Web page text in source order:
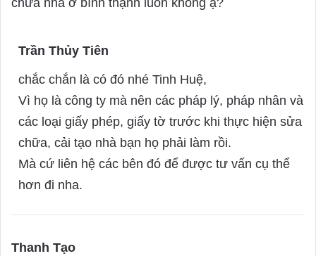
:
chữa nhà ở bình thạnh luôn không ạ?
Trần Thủy Tiên
a
y
s
:
chắc chắn là có đó nhé Tinh Huệ,
Vì họ là công ty mà nên các pháp lý, pháp nhân và
các loại giấy phép, giấy tờ trước khi thực hiện sửa
chữa, cải tạo nhà bạn họ phải làm rồi.
Mà cứ liên hệ các bên đó để được tư vấn cụ thể
hơn đi nha.
Thanh Tạo